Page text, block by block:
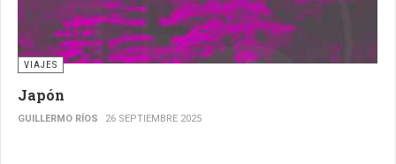
VIAJES
Japón
GUILLERMO RÍOS 26 SEPTIEMBRE 2025